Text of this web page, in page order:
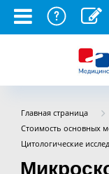
Главная страница
Стоимость основных
Цитологические